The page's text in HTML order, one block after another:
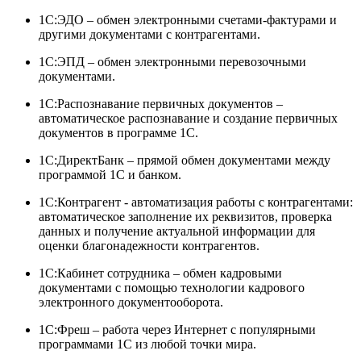
1С:ЭДО – обмен электронными счетами-фактурами и
другими документами с контрагентами.
1С:ЭПД – обмен электронными перевозочными
документами.
1С:Распознавание первичных документов –
автоматическое распознавание и создание первичных
документов в программе 1С.
1С:ДиректБанк – прямой обмен документами между
программой 1С и банком.
1С:Контрагент - автоматизация работы с контрагентами:
автоматическое заполнение их реквизитов, проверка
данных и получение актуальной информации для
оценки благонадежности контрагентов.
1С:Кабинет сотрудника – обмен кадровыми
документами с помощью технологии кадрового
электронного документооборота.
1С:Фреш – работа через Интернет с популярными
программами 1С из любой точки мира.